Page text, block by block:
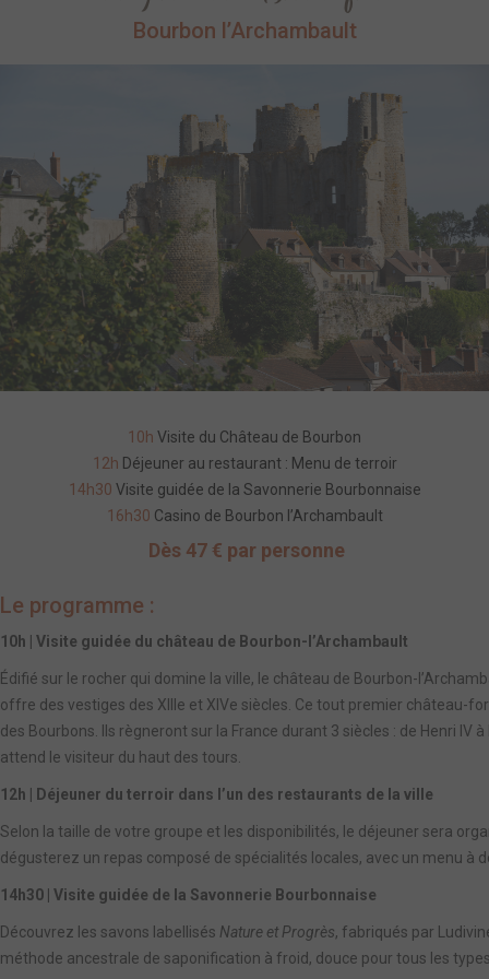
Bourbon l’Archambault
10h Visite du Château de Bourbon
12h Déjeuner au restaurant : Menu de terroir
14h30 Visite guidée de la Savonnerie Bourbonnaise
16h30 Casino de Bourbon l’Archambault
Dès 47 € par personne
Le programme :
10h | Visite guidée du château de Bourbon-l’Archambault
Édifié sur le rocher qui domine la ville, le château de Bourbon-
offre des vestiges des XIIIe et XIVe siècles. Ce tout premier château-
des Bourbons. Ils règneront sur la France durant 3 siècles : de Henri IV
attend le visiteur du haut des tours.
12h | Déjeuner du terroir dans l’un des restaurants de la ville
Selon la taille de votre groupe et les disponibilités, le déjeuner sera
dégusterez un repas composé de spécialités locales, avec un menu à
14h30 | Visite guidée de la Savonnerie Bourbonnaise
Découvrez les savons labellisés Nature et Progrès, fabriqués par
méthode ancestrale de saponification à froid, douce pour tous les